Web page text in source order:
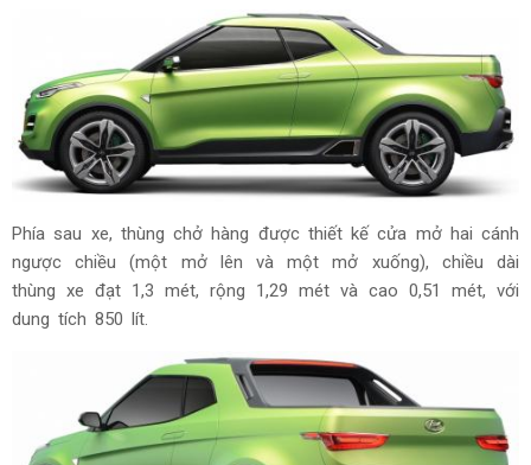
Phía sau xe, thùng chở hàng được thiết kế cửa mở hai cánh
ngược chiều (một mở lên và một mở xuống), chiều dài
thùng xe đạt 1,3 mét, rộng 1,29 mét và cao 0,51 mét, với
dung tích 850 lít.